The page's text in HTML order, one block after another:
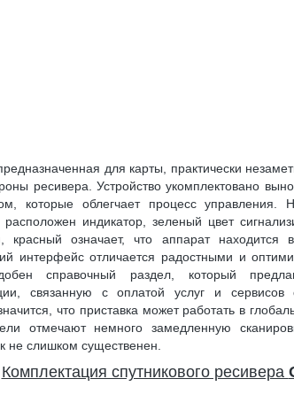
для карты, практически
ресивера. Устройство укомплектовано
которые облегчает процесс управления.
расположен индикатор, зеленый цвет
красный означает, что аппарат находится
интерфейс отличается радостными и
справочный раздел, который
связанную с оплатой услуг и
что приставка может работать в
отмечают немного замедленную
не слишком существенен.
Комплектация спутникового ресивера